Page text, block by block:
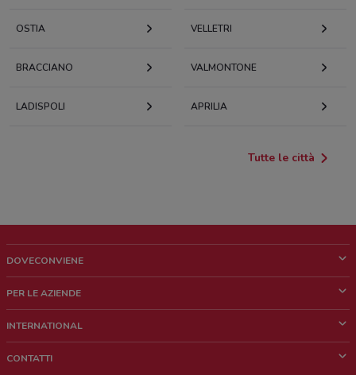
OSTIA VELLETRI
BRACCIANO VALMONTONE
LADISPOLI APRILIA
Tutte le città
DOVECONVIENE
Chi siamo
Lavora con noi
PER LE AZIENDE
Richieste commerciali e marketing
INTERNATIONAL
CONTATTI